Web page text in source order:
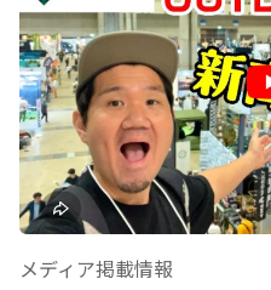
メディア掲載情報